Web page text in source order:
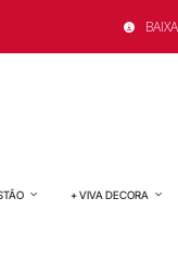
+ VIVA DECORA